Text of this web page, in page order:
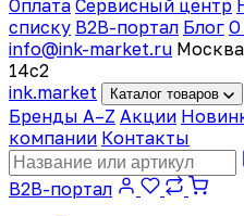
Оплата Сервисный центр
списку B2B-портал Блог О
info@ink-market.ru
14с2
ink.market Каталог товаров
Бренды A–Z Акции
компании Контакты
B2B-портал